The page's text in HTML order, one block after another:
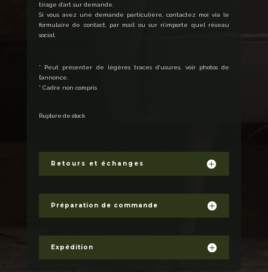
tirage d’art sur demande.
Si vous avez une demande particulière, contactez moi via le
formulaire de contact, par mail ou sur n’importe quel réseau
social.
* Peut présenter de légères traces d’usures, voir photos de
l’annonce.
* Cadre non compris
Rupture de stock
Retours et échanges
Préparation de commande
Expédition